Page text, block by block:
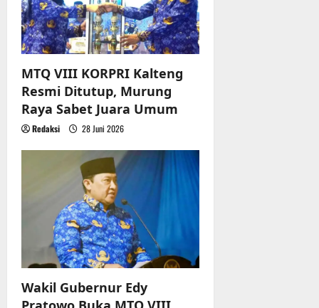
MTQ VIII KORPRI Kalteng
Resmi Ditutup, Murung
Raya Sabet Juara Umum
Redaksi 28 Juni 2026
Wakil Gubernur Edy